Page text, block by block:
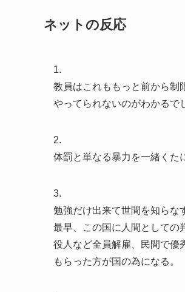
ネットの反応
1.
教員はこれももっと前から制
やってられないのがわかるで
2.
体罰と単なる暴力を一緒くた
3.
勉強だけ出来て世間を知らな
最早、この国に人間としての
役人など全員解雇、民間で優
もらった方が国の為になる。